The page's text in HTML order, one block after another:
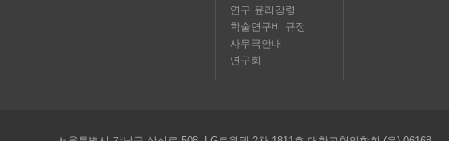
연구 윤리강령
학술연구비 규정
사무국안내
연구회